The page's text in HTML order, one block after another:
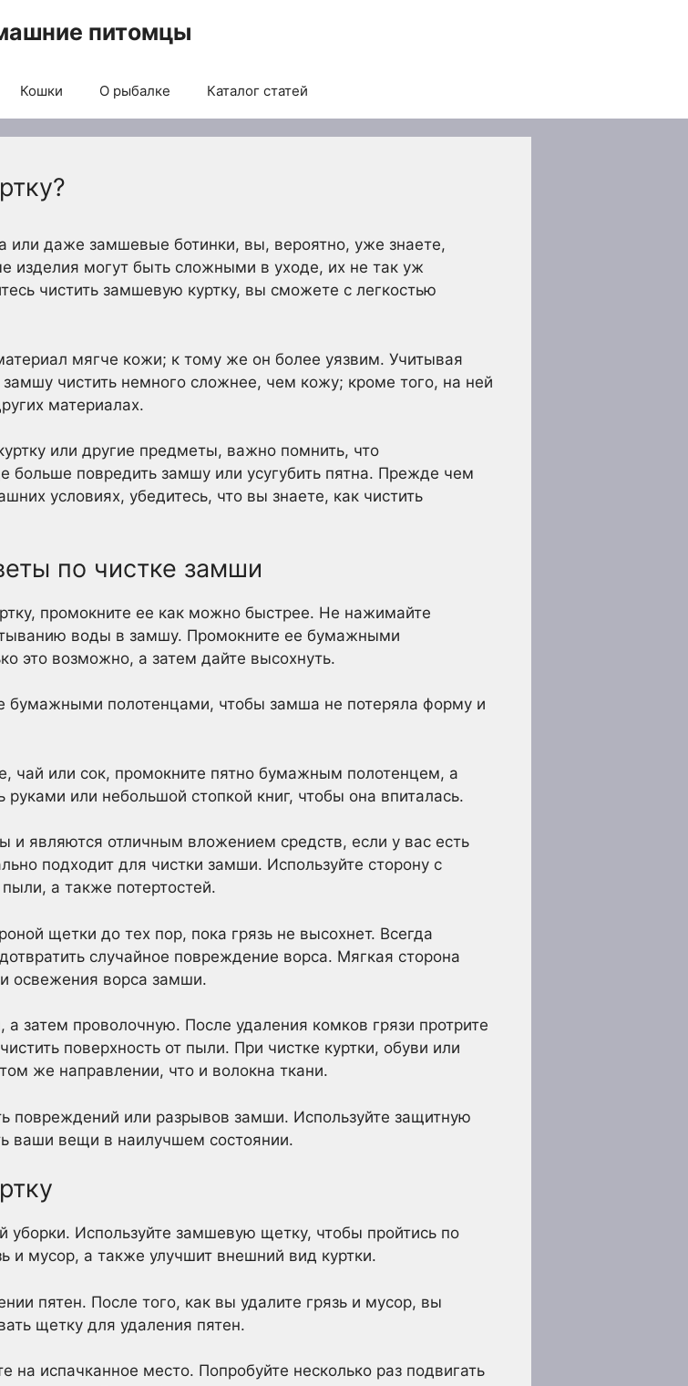
питомцы
Кошки О рыбалке Каталог статей
или даже замшевые ботинки, вы, вероятно, уже знаете,
изделия могут быть сложными в уходе, их не так уж
чистить замшевую куртку, вы сможете с легкостью
мягче кожи; к тому же он более уязвим. Учитывая
чистить немного сложнее, чем кожу; кроме того, на ней
материалах.
или другие предметы, важно помнить, что
больше повредить замшу или усугубить пятна. Прежде чем
условиях, убедитесь, что вы знаете, как чистить
по чистке замши
промокните ее как можно быстрее. Не нажимайте
воды в замшу. Промокните ее бумажными
это возможно, а затем дайте высохнуть.
бумажными полотенцами, чтобы замша не потеряла форму и
чай или сок, промокните пятно бумажным полотенцем, а
или небольшой стопкой книг, чтобы она впиталась.
являются отличным вложением средств, если у вас есть
подходит для чистки замши. Используйте сторону с
а также потертостей.
щетки до тех пор, пока грязь не высохнет. Всегда
случайное повреждение ворса. Мягкая сторона
освежения ворса замши.
затем проволочную. После удаления комков грязи протрите
поверхность от пыли. При чистке куртки, обуви или
же направлении, что и волокна ткани.
повреждений или разрывов замши. Используйте защитную
ваши вещи в наилучшем состоянии.
уборки. Используйте замшевую щетку, чтобы пройтись по
и мусор, а также улучшит внешний вид куртки.
пятен. После того, как вы удалите грязь и мусор, вы
щетку для удаления пятен.
на испачканное место. Попробуйте несколько раз подвигать